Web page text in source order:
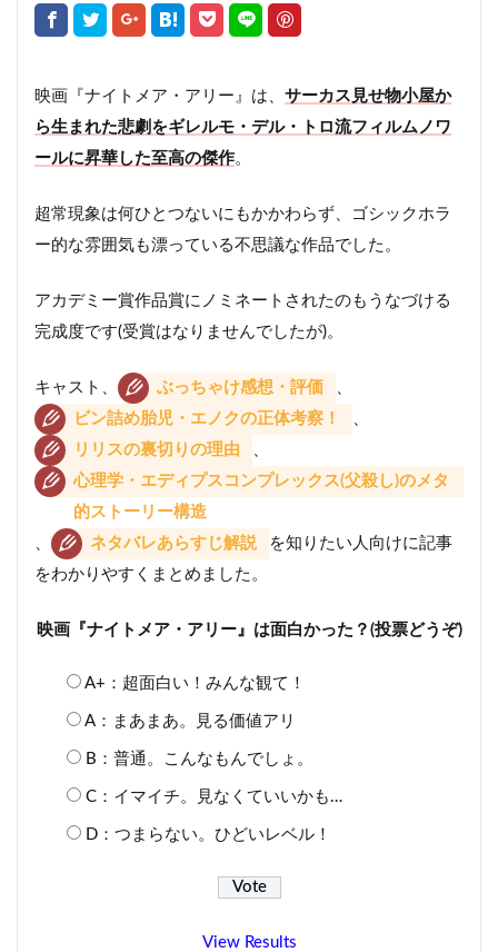
映画『ナイトメア・アリー』は、 サーカス見せ物小屋か
ら生まれた悲劇をギレルモ・デル・トロ流フィルムノワ
ールに昇華した至高の傑作。
超常現象は何ひとつないにもかかわらず、ゴシックホラ
ー的な雰囲気も漂っている不思議な作品でした。
アカデミー賞作品賞にノミネートされたのもうなづける
完成度です(受賞はなりませんでしたが)。
キャスト、 ぶっちゃけ感想・評価
、
ビン詰め胎児・エノクの正体考察！
、
リリスの裏切りの理由
、
心理学・エディプスコンプレックス(父殺し)のメタ
的ストーリー構造
、
ネタバレあらすじ解説
を知りたい人向けに記事
をわかりやすくまとめました。
映画『ナイトメア・アリー』は面白かった？(投票どうぞ)
A+：超面白い！みんな観て！
A：まあまあ。見る価値アリ
B：普通。こんなもんでしょ。
C：イマイチ。見なくていいかも…
D：つまらない。ひどいレベル！
View Results